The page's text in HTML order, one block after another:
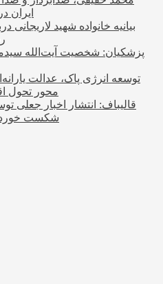
ایران
بیانیه خانواده شهید لاریجانی
پزشکیان: شخصیت آیت‌الله
توسعه انرژی پاک، عدالت
محور تحول
قالیباف: انتشار اخبار جعلی
شکست